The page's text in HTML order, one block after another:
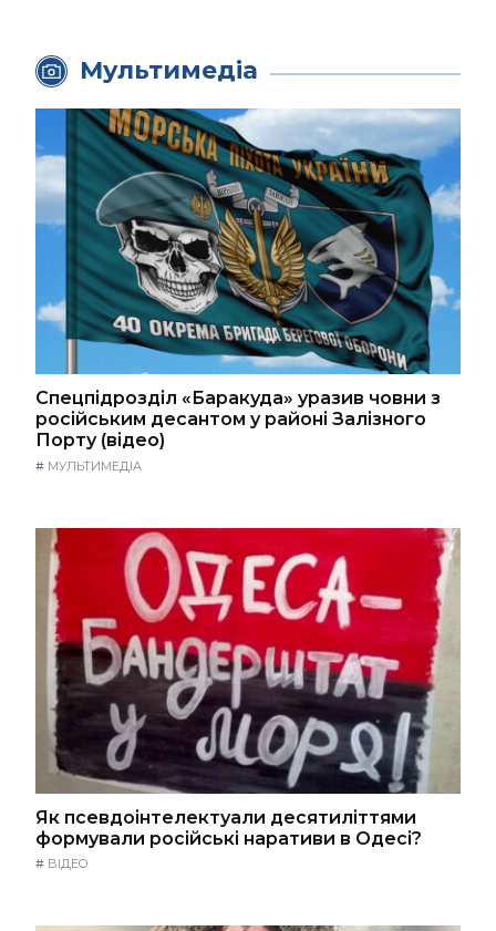
Мультимедіа
Спецпідрозділ «Баракуда» уразив човни з
російським десантом у районі Залізного
Порту (відео)
# МУЛЬТИМЕДІА
Як псевдоінтелектуали десятиліттями
формували російські наративи в Одесі?
# ВІДЕО